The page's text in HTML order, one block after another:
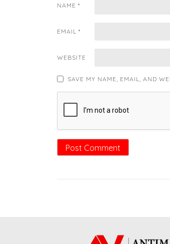
NAME *
EMAIL *
WEBSITE
SAVE MY NAME, EMAIL, AND